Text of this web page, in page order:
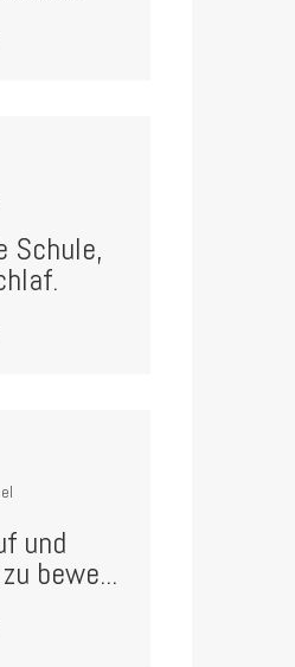
Schule,
und
bewe...